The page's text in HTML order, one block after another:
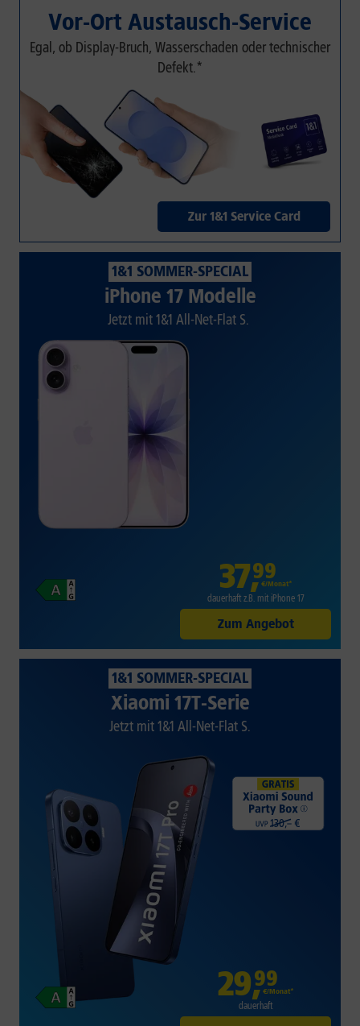
Vor-Ort Austausch-Service
Egal, ob Display-Bruch, Wasserschaden oder technischer
Defekt.*
Zur 1&1 Service Card
1&1 SOMMER-SPECIAL
iPhone 17 Modelle
Jetzt mit 1&1 All-Net-Flat S.
37,99
€/Monat*
dauerhaft z.B. mit iPhone 17
Zum Angebot
1&1 SOMMER-SPECIAL
Xiaomi 17T-Serie
Jetzt mit 1&1 All-Net-Flat S.
29,
99
€/Monat*
dauerhaft